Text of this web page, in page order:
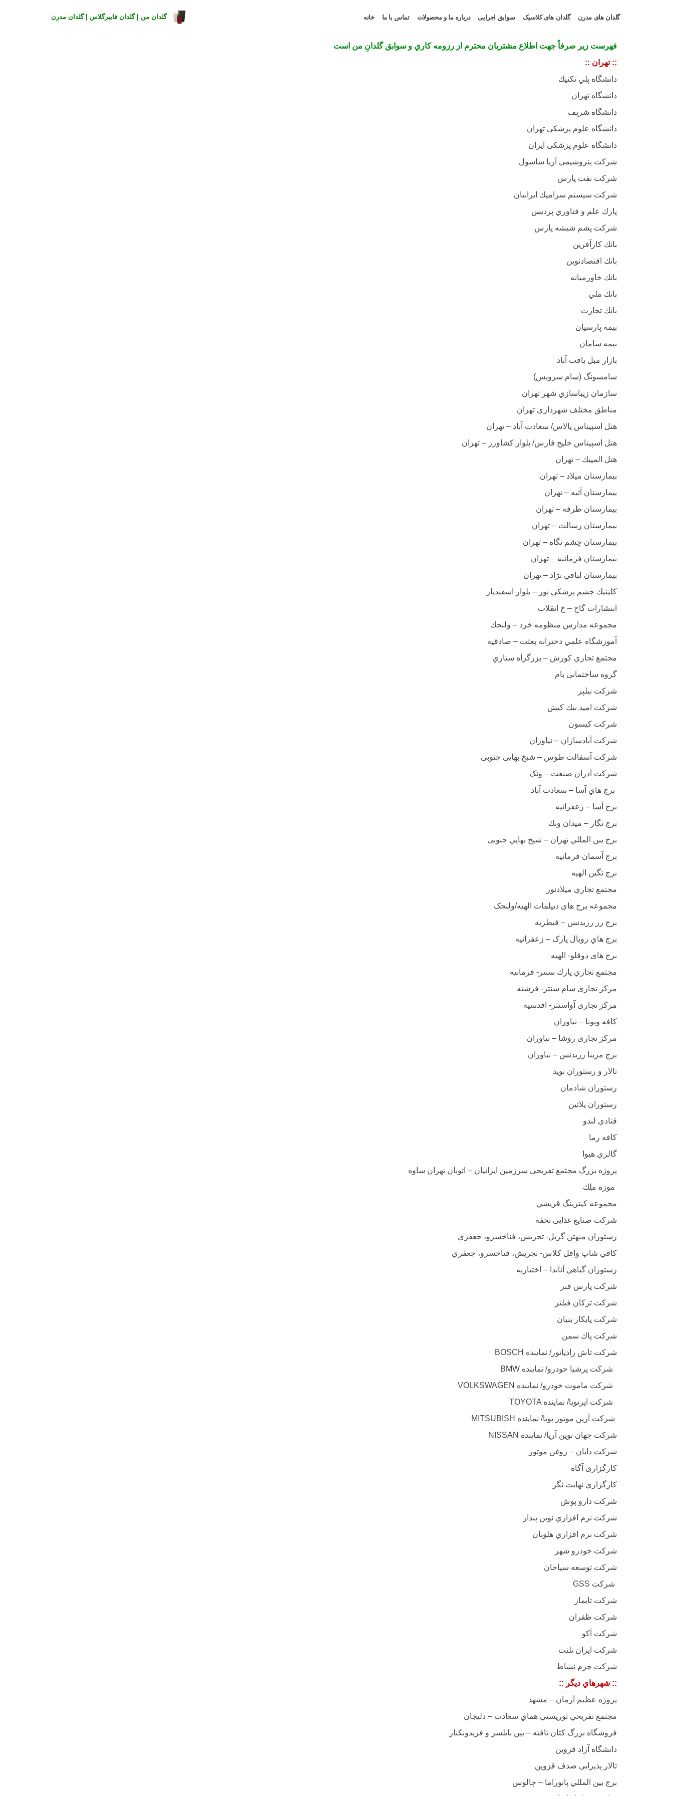
گلدان من | گلدان فایبرگلاس | گلدان مدرن خانه تماس با ما درباره ما و محصولات سوابق اجرایی گلدان های کلاسیک گلدان های مدرن
فهرست زير صرفاً جهت اطلاع مشتريان محترم از رزومه كاري و سوابق گلدانِ من است
:: تهران ::
دانشگاه پلي تكنيك
دانشگاه تهران
دانشگاه شریف
دانشگاه علوم پزشکی تهران
دانشگاه علوم پزشکی ایران
شركت پتروشيمي آريا ساسول
شركت نفت پارس
شركت سيستم سراميك ايرانيان
پارك علم و فناوري پرديس
شرکت پشم شیشه پارس
بانك كارآفرين
بانك اقتصادنوين
بانك خاورميانه
بانك ملي
بانك تجارت
بيمه پارسيان
بیمه سامان
بازار مبل يافت آباد
سامسونگ (سام سرويس)
سازمان زيباسازي شهر تهران
مناطق مختلف شهرداري تهران
هتل اسپیناس پالاس/ سعادت آباد – تهران
هتل اسپیناس خلیج فارس/ بلوار کشاورز – تهران
هتل المپيك – تهران
بيمارستان ميلاد – تهران
بیمارستان آتیه – تهران
بيمارستان طرفه – تهران
بيمارستان رسالت – تهران
بيمارستان چشم نگاه – تهران
بيمارستان فرمانيه – تهران
بيمارستان لبافي ن‍ژاد – تهران
كلينيك چشم پزشكي نور – بلوار اسفنديار
انتشارات گاج – خ انقلاب
مجموعه مدارس منظومه خرد – ولنجك
آموزشگاه علمي دخترانه بعثت – صادقيه
مجتمع تجاري كورش – بزرگراه ستاري
گروه ساختمانی بام
شرکت نیلپر
شركت اميد نيك کیش
شرکت کیسون
شركت آبادسازان – نیاوران
شركت آسفالت طوس – شیخ بهایی جنوبی
شرکت آذران صنعت – ونک
برج آسا – زعفرانيه
برج نگار – ميدان ونك
برج بين المللي تهران – شيخ بهايي جنوبی
برج آسمان فرمانيه
برج نگين الهيه
مجتمع تجاري ميلادنور
مجموعه برج هاي ديپلمات الهیه/ولنجک
برج رز رزيدنس – قيطريه
برج هاي رویال پارک – زعفرانيه
برج های دوقلو- الهیه
مجتمع تجاري پارك سنتر- فرمانيه
مرکز تجاری سام سنتر- فرشته
مرکز تجاری آواسنتر- اقدسیه
کافه ویونا – نیاوران
مرکز تجاری روشا – نیاوران
برج مرينا رزيدنس – نياوران
تالار و رستوران نويد
رستوران شادمان
رستوران پلاتين
قنادي لندو
كافه رما
گالري هيوا
پروژه بزرگ مجتمع تفريحي سرزمين ايرانيان – اتوبان تهران ساوه
مجموعه كيترينگ قريشي
شركت صنایع غذایی تحفه
رستوران منهتن گريل- تجريش، فناخسرو، جعفري
كافي شاپ وافل كلاس- تجريش، فناخسرو، جعفري
رستوران گياهي آناندا – اختياريه
شركت پارس فنر
شركت تركان فيلتر
شركت پايكار بنيان
شركت پاك سمن
BOSCH شركت تاش رادياتور/ نماينده
NISSAN شركت جهان نوين آريا/ نماینده
شركت دايان – روغن موتور
کارگزاری آگاه
کارگزاری نهایت نگر
شركت دارو پوش
شركت نرم افزاري نوين پندار
شركت نرم افزاري هلوبان
شركت خودرو شهر
شركت توسعه سياحان
شركت تايماز
شركت ظفران
شركت آكو
شركت ايران تلنت
شركت چرم نشاط
:: شهرهاي ديگر ::
پروژه عظيم آرمان – مشهد
مجتمع تفريحي توريستي هماي سعادت – دليجان
فروشگاه بزرگ كتان تافته – بين بابلسر و فريدونكنار
دانشگاه آزاد قزوين
تالار پذيرايي صدف قزوين
برج بين المللي پانوراما – چالوس